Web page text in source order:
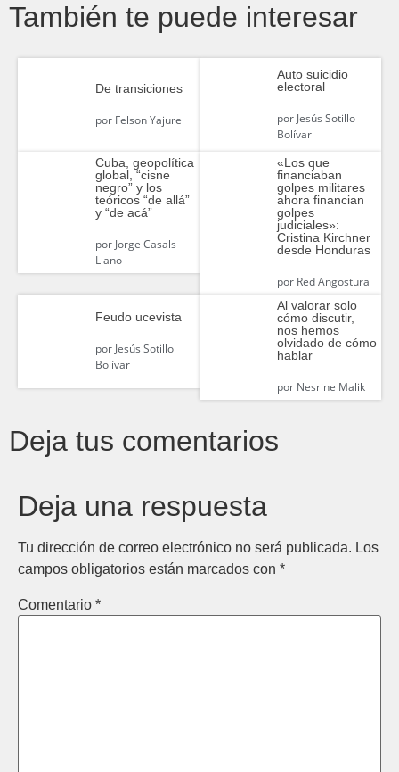
También te puede interesar
De transiciones
porFelson Yajure
Auto suicidio
electoral
porJesús Sotillo
Bolívar
Cuba, geopolítica
global, “cisne
negro” y los
teóricos “de allá”
y “de acá”
porJorge Casals
Llano
«Los que
financiaban
golpes militares
ahora financian
golpes
judiciales»:
Cristina Kirchner
desde Honduras
porRed Angostura
Feudo ucevista
porJesús Sotillo
Bolívar
Al valorar solo
cómo discutir,
nos hemos
olvidado de cómo
hablar
porNesrine Malik
Deja tus comentarios
Deja una respuesta
Tu dirección de correo electrónico no será publicada. Los
campos obligatorios están marcados con *
Comentario *